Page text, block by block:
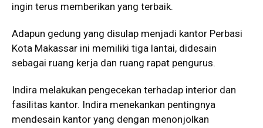
ingin terus memberikan yang terbaik.
Adapun gedung yang disulap menjadi kantor Perbasi
Kota Makassar ini memiliki tiga lantai, didesain
sebagai ruang kerja dan ruang rapat pengurus.
Indira melakukan pengecekan terhadap interior dan
fasilitas kantor. Indira menekankan pentingnya
mendesain kantor yang dengan menonjolkan